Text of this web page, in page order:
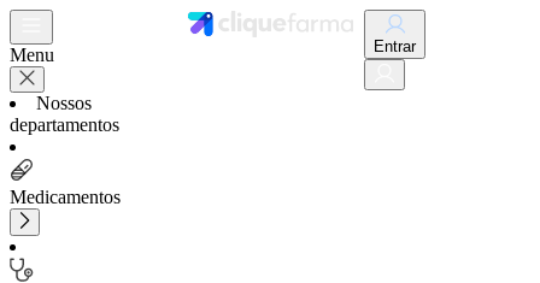
Menu
Nossos
departamentos
Medicamentos
Entrar